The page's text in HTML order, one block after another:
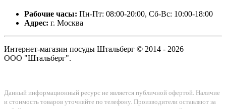
Рабочие часы: Пн-Пт: 08:00-20:00, Сб-Вс: 10:00-18:00
Адрес: г. Москва
Интернет-магазин посуды Штальберг © 2014 - 2026
ООО "Штальберг".
Данный информационный ресурс не является публичной офертой. Наличие
и стоимость товаров уточняйте по телефону. Производители оставляют за